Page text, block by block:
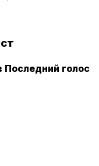
Последний голос